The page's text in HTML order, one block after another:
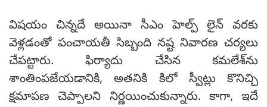
విషయం చిన్నదే అయినా సీఎం హెల్ప్ లైన్ వరకు
వెళ్లడంతో పంచాయతీ సిబ్బంది నష్ట నివారణ చర్యలు
చేపట్టారు. ఫిర్యాదు చేసిన కమలేశ్‌ను
శాంతింపజేయడానికి, అతనికి కిలో స్వీట్లు కొనిచ్చి
క్షమాపణ చెప్పాలని నిర్ణయించుకున్నారు. కాగా, ఇదే